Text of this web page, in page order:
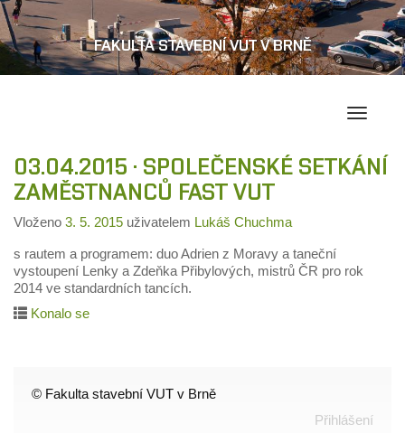
FAKULTA STAVEBNÍ VUT V BRNĚ
03.04.2015 · SPOLEČENSKÉ SETKÁNÍ
ZAMĚSTNANCŮ FAST VUT
Vloženo 3. 5. 2015 uživatelem Lukáš Chuchma
s rautem a programem: duo Adrien z Moravy a taneční
vystoupení Lenky a Zdeňka Přibylových, mistrů ČR pro rok
2014 ve standardních tancích.
Konalo se
© Fakulta stavební VUT v Brně
Přihlášení